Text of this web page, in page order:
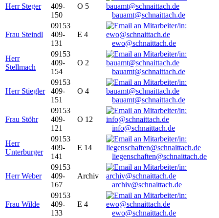
Herr Steger
409-
150
O 5
bauamt@schnaittach.de
Frau Steindl
09153
409-
131
E 4
ewo@schnaittach.de
Herr
Stellmach
09153
409-
154
O 2
bauamt@schnaittach.de
Herr Stiegler
09153
409-
151
O 4
bauamt@schnaittach.de
Frau Stöhr
09153
409-
121
O 12
info@schnaittach.de
Herr
Unterburger
09153
409-
141
E 14
liegenschaften@schnaittach.de
Herr Weber
09153
409-
167
Archiv
archiv@schnaittach.de
Frau Wilde
09153
409-
133
E 4
ewo@schnaittach.de